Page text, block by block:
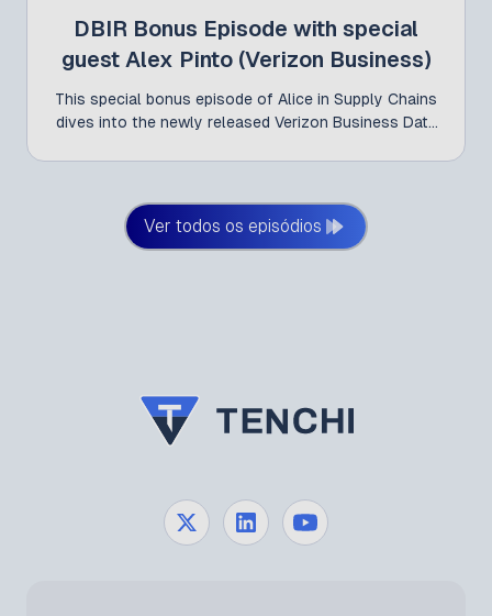
DBIR Bonus Episode with special
guest Alex Pinto (Verizon Business)
This special bonus episode of Alice in Supply Chains
dives into the newly released Verizon Business Data
Ver todos os episódios